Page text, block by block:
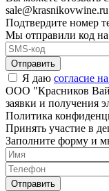
sale@krasnikovwine.ru
Подтвердите номер
Мы отправили код
Отправить
Я даю согласие
ООО "Красников
заявки и получения
Политика
Принять участие в
Заполните форму и
Отправить